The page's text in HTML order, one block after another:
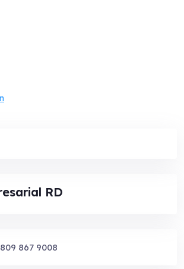
RD
867 9008